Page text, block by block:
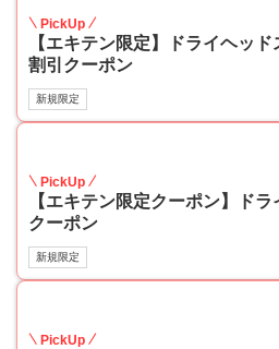
PickUp
【エキテン限定】ドライヘッ
割引クーポン
新規限定
PickUp
【エキテン限定クーポン】ドラ
クーポン
新規限定
PickUp